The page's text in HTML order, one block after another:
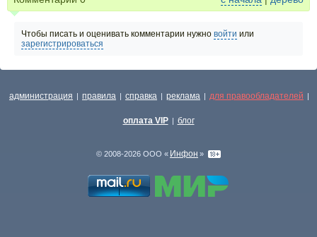
Чтобы писать и оценивать комментарии нужно войти или
зарегистрироваться
администрация | правила | справка | реклама | для правообладателей |
оплата VIP | блог
© 2008-2026 ООО « Инфон »